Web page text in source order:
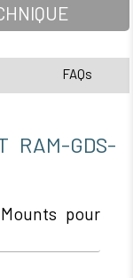
FAQs
RAM-GDS-
pour